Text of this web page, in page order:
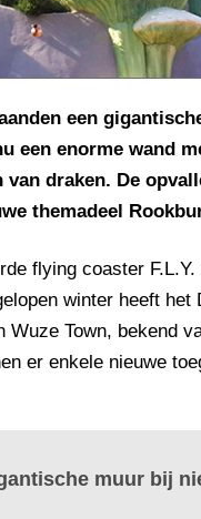
een
een enorme wand
draken. De
themadeel
flying coaster
winter heeft het
Town, bekend
er enkele nieuwe
muur bij